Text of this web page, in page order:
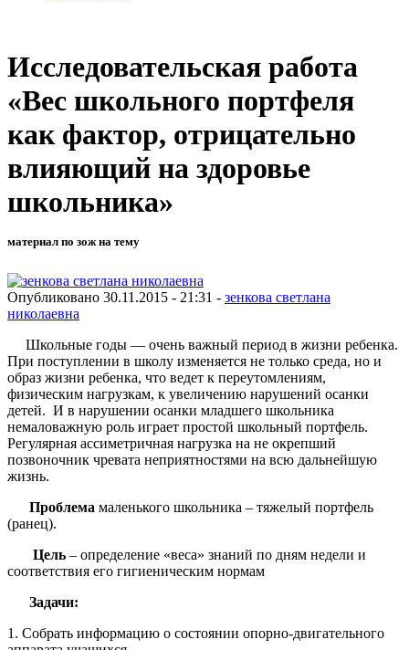
Исследовательская работа
«Вес школьного портфеля
как фактор, отрицательно
влияющий на здоровье
школьника»
материал по зож на тему
Опубликовано 30.11.2015 - 21:31 - зенкова светлана
николаевна
Школьные годы — очень важный период в жизни ребенка.
При поступлении в школу изменяется не только среда, но и
образ жизни ребенка, что ведет к переутомлениям,
физическим нагрузкам, к увеличению нарушений осанки
детей. И в нарушении осанки младшего школьника
немаловажную роль играет простой школьный портфель.
Регулярная ассиметричная нагрузка на не окрепший
позвоночник чревата неприятностями на всю дальнейшую
жизнь.
Проблема маленького школьника – тяжелый портфель
(ранец).
Цель – определение «веса» знаний по дням недели и
соответствия его гигиеническим нормам
Задачи:
1. Собрать информацию о состоянии опорно-двигательного